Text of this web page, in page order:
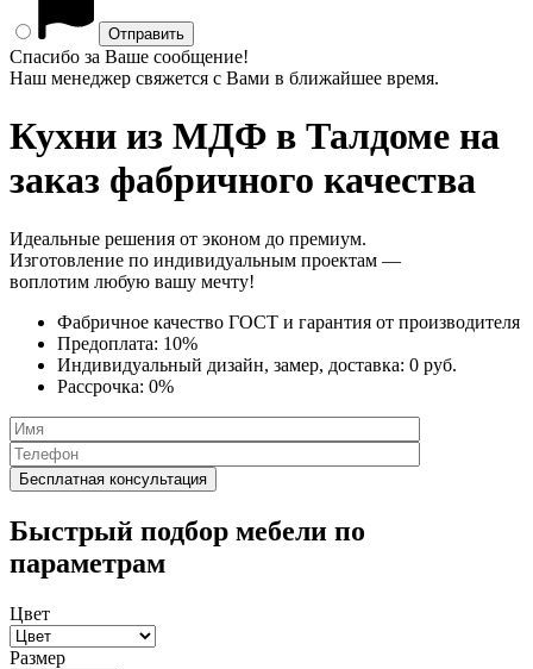
Спасибо за Ваше сообщение!
Наш менеджер свяжется с Вами в ближайшее время.
Кухни из МДФ в Талдоме на
заказ фабричного качества
Идеальные решения от эконом до премиум.
Изготовление по индивидуальным проектам —
воплотим любую вашу мечту!
Фабричное качество ГОСТ и гарантия от производителя
Предоплата: 10%
Индивидуальный дизайн, замер, доставка: 0 руб.
Рассрочка: 0%
Быстрый подбор мебели по
параметрам
Цвет
Размер